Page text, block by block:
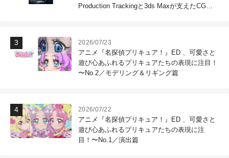
Production Trackingと3ds Maxが支えたCG制
2026/07/23
アニメ『名探偵プリキュア！』ED 、可愛さと
遊び心あふれるプリキュアたちの表現に注目！
〜No.2／モデリング＆リギング篇
2026/07/22
アニメ『名探偵プリキュア！』ED 、可愛さと
遊び心あふれるプリキュアたちの表現に注
目！〜No.1／演出篇